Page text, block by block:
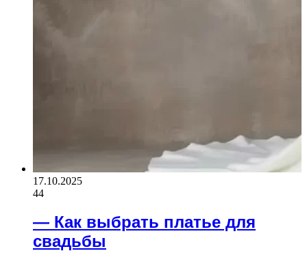
17.10.2025
44
— Как выбрать платье для
свадьбы